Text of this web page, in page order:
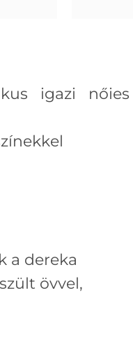
igazi nőies
a dereka
övvel,